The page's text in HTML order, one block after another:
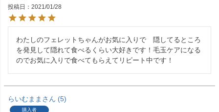
投稿日
2021/01/28
わたしのフェレットちゃんがお気に入りで　隠してるところ
を発見して隠れて食べるくらい大好きです！毛玉ケアになる
のでお気に入りで食べてもらえてリピート中です！
らいむまま 5
購入者